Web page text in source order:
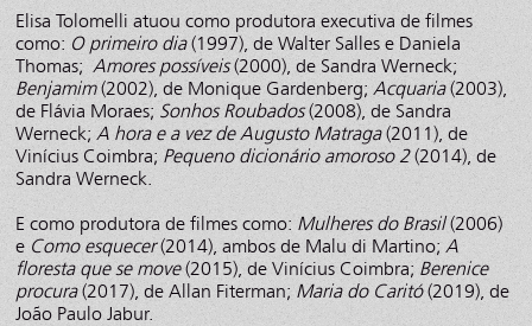
Elisa Tolomelli atuou como produtora executiva de filmes
como: O primeiro dia(1997), de Walter Salles e Daniela
Thomas;Amores possíveis(2000), de Sandra Werneck;
Benjamim(2002), de Monique Gardenberg; Acquaria(2003),
de Flávia Moraes; Sonhos Roubados(2008), de Sandra
Werneck;A hora e a vez de Augusto Matraga(2011), de
Vinícius Coimbra; Pequeno dicionário amoroso 2(2014), de
Sandra Werneck.
E como produtora de filmes como: Mulheres do Brasil(2006)
e Como esquecer(2014), ambos de Malu di Martino;A
floresta que se move(2015), de Vinícius Coimbra; Berenice
procura(2017), de Allan Fiterman; Maria do Caritó(2019), de
João Paulo Jabur.